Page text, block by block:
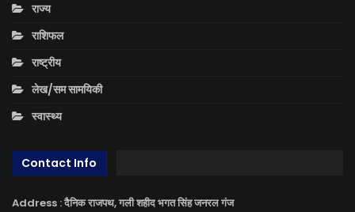
राज्य
राशिफल
राष्ट्रीय
लेख/सम सामयिकी
स्वास्थ्य
Contact Info
Address : दैनिक राजपथ, गली शहीद भगत सिंह जनरल गंज